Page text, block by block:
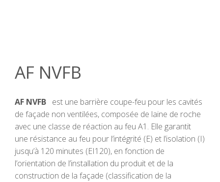
AF NVFB
AF NVFB est une barrière coupe-feu pour les cavités
de façade non ventilées, composée de laine de roche
avec une classe de réaction au feu A1. Elle garantit
une résistance au feu pour l’intégrité (E) et l’isolation (I)
jusqu’à 120 minutes (EI120), en fonction de
l’orientation de l’installation du produit et de la
construction de la façade (classification de la